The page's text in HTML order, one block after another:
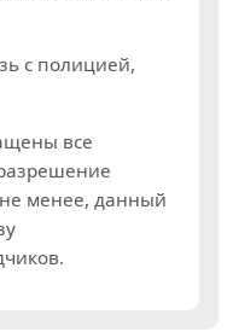
с полицией,
все
менее, данный